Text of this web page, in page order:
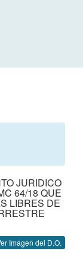
JURIDICO
64/18 QUE
LIBRES DE
Imagen del D.O.